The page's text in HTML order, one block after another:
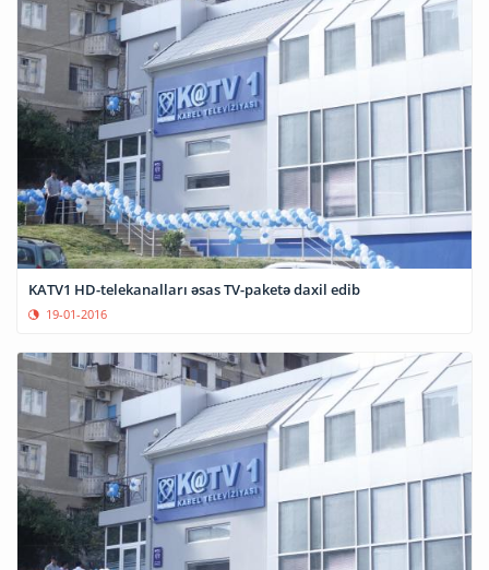
KATV1 HD-telekanalları əsas TV-paketə daxil edib
19-01-2016